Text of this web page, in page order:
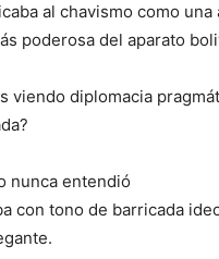
al chavismo como
poderosa del aparato
viendo diplomacia
nunca entendió
con tono de barricada